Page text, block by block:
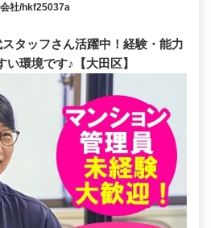
社/hkf25037a
タッフさん活躍中！経験・能力
環境です♪【大田区】